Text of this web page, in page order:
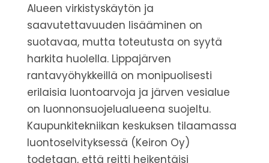
Alueen virkistyskäytön ja
saavutettavuuden lisääminen on
suotavaa, mutta toteutusta on syytä
harkita huolella. Lippajärven
rantavyöhykkeillä on monipuolisesti
erilaisia luontoarvoja ja järven vesialue
on luonnonsuojelualueena suojeltu.
Kaupunkitekniikan keskuksen tilaamassa
luontoselvityksessä (Keiron Oy)
todetaan, että reitti heikentäisi